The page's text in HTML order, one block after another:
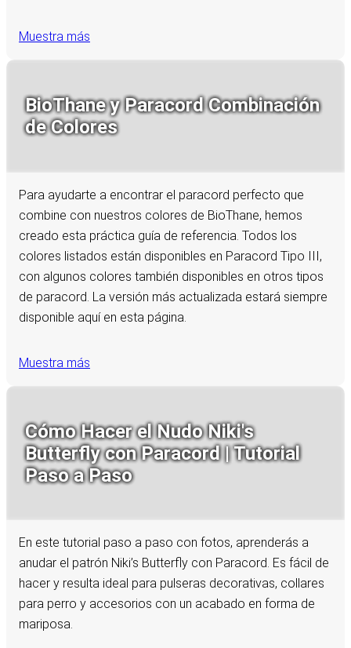
Muestra más
BioThane y Paracord Combinación
de Colores
Para ayudarte a encontrar el paracord perfecto que
combine con nuestros colores de BioThane, hemos
creado esta práctica guía de referencia. Todos los
colores listados están disponibles en Paracord Tipo III,
con algunos colores también disponibles en otros tipos
de paracord. La versión más actualizada estará siempre
disponible aquí en esta página.
Muestra más
Cómo Hacer el Nudo Niki's
Butterfly con Paracord | Tutorial
Paso a Paso
En este tutorial paso a paso con fotos, aprenderás a
anudar el patrón Niki’s Butterfly con Paracord. Es fácil de
hacer y resulta ideal para pulseras decorativas, collares
para perro y accesorios con un acabado en forma de
mariposa.